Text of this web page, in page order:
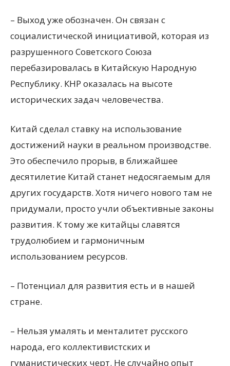
– Выход уже обозначен. Он связан с
социалистической инициативой, которая из
разрушенного Советского Союза
перебазировалась в Китайскую Народную
Республику. КНР оказалась на высоте
исторических задач человечества.
Китай сделал ставку на использование
достижений науки в реальном производстве.
Это обеспечило прорыв, в ближайшее
десятилетие Китай станет недосягаемым для
других государств. Хотя ничего нового там не
придумали, просто учли объективные законы
развития. К тому же китайцы славятся
трудолюбием и гармоничным
использованием ресурсов.
– Потенциал для развития есть и в нашей
стране.
– Нельзя умалять и менталитет русского
народа, его коллективистских и
гуманистических черт. Не случайно опыт